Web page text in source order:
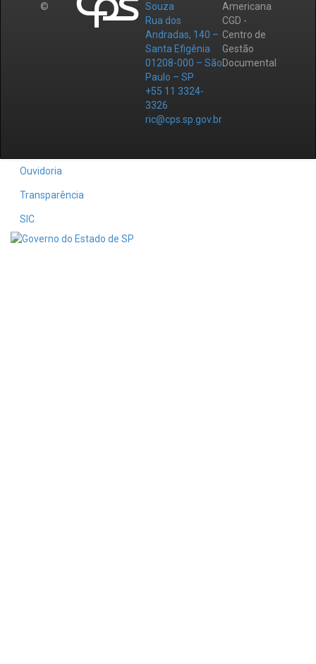
©
Souza
Rua dos
Andradas, 140 –
Santa Efigênia
01208-000 – São
Paulo – SP
+55 11 3324-
3326
ric@cps.sp.gov.br
Americana
CGD -
Centro de
Gestão
Documental
Ouvidoria
Transparência
SIC